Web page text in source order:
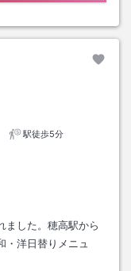
駅徒歩5分
ました。穂高駅から
・洋日替りメニュ